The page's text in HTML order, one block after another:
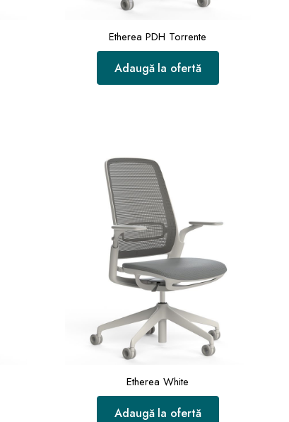
Etherea PDH Torrente
Adaugă la ofertă
Etherea White
Adaugă la ofertă